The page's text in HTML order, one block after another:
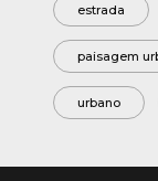
estrada
paisagem
urbano